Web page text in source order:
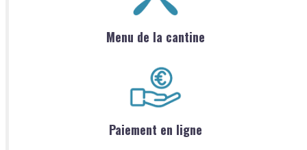
Menu de la cantine
Paiement en ligne